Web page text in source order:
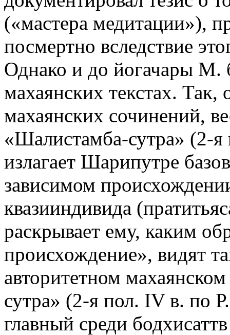
(«мастера медитации»),
посмертно вследствие
Однако и до йогачары М.
махаянских текстах.
махаянских сочинений,
«Шалистамба-сутра» (2-
излагает Шарипутре
зависимом
квазииндивида
раскрывает ему, каким
происхождение», видят
авторитетном
сутра» (2-я пол. IV в. по
главный среди